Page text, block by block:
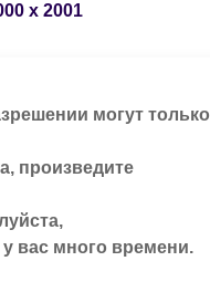
x 2001
могут только
произведите
у вас много времени.